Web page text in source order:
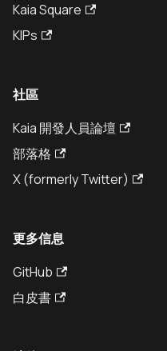
Kaia Square
KIPs
社區
Kaia 開發人員論壇
部落格
X (formerly Twitter)
更多信息
GitHub
白皮書